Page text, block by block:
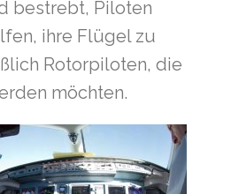
bestrebt, Piloten
ihre Flügel zu
Rotorpiloten, die
möchten.